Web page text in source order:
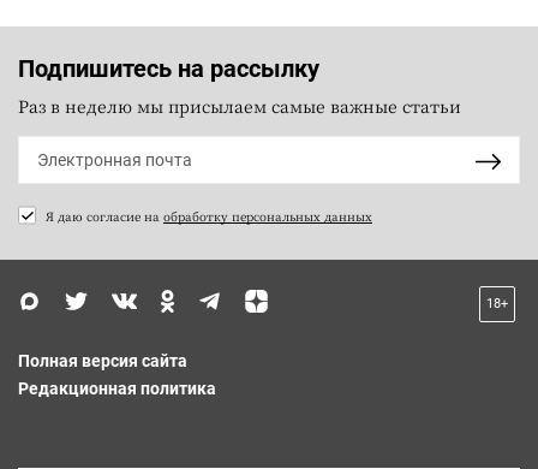
Подпишитесь на рассылку
Раз в неделю мы присылаем самые важные статьи
Я даю согласие на обработку персональных данных
18+
Полная версия сайта
Редакционная политика